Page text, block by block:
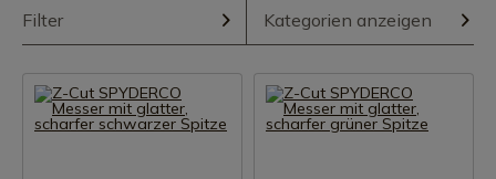
Filter Kategorien anzeigen